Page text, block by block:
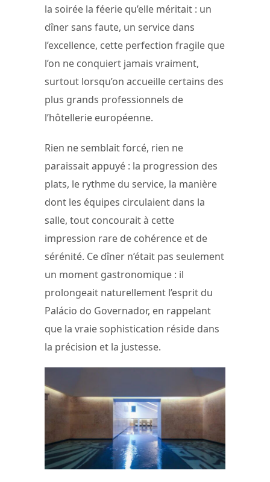
la soirée la féerie qu’elle méritait : un
dîner sans faute, un service dans
l’excellence, cette perfection fragile que
l’on ne conquiert jamais vraiment,
surtout lorsqu’on accueille certains des
plus grands professionnels de
l’hôtellerie européenne.
Rien ne semblait forcé, rien ne
paraissait appuyé : la progression des
plats, le rythme du service, la manière
dont les équipes circulaient dans la
salle, tout concourait à cette
impression rare de cohérence et de
sérénité. Ce dîner n’était pas seulement
un moment gastronomique : il
prolongeait naturellement l’esprit du
Palácio do Governador, en rappelant
que la vraie sophistication réside dans
la précision et la justesse.